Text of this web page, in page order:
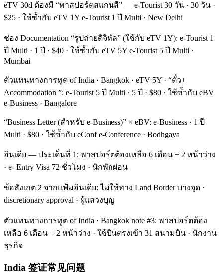
eTV 30d ต้องมี “พาสปอร์ตสแกนสี” — e-Tourist 30 วัน · 30 วัน ·
$25 · ใช้ซ้ำกับ eTV 1Y e-Tourist 1 ปี Multi · New Delhi
ช่อง Documentation “รูปถ่ายดิจิทัล” (ใช้กับ eTV 1Y): e-Tourist 1
ปี Multi · 1 ปี · $40 · ใช้ซ้ำกับ eTV 5Y e-Tourist 5 ปี Multi ·
Mumbai
ตัวแทนทางการทูต of India · Bangkok · eTV 5Y · “ตั๋ว+
Accommodation ”: e-Tourist 5 ปี Multi · 5 ปี · $80 · ใช้ซ้ำกับ eBV
e-Business · Bangalore
“Business Letter (สำหรับ e-Business)” × eBV: e-Business · 1 ปี
Multi · $80 · ใช้ซ้ำกับ eConf e-Conference · Bodhgaya
อินเดีย — ประเด็นที่ 1: พาสปอร์ตต้องเหลือ 6 เดือน + 2 หน้าว่าง
· e- Entry Visa 72 ชั่วโมง · นักพักผ่อน
ข้อสังเกต 2 จากแฟ้มอินเดีย: ไม่ใช้ทาง Land Border บางจุด ·
discretionary approval · ผู้แสวงบุญ
ตัวแทนทางการทูต of India · Bangkok note #3: พาสปอร์ตต้อง
เหลือ 6 เดือน + 2 หน้าว่าง · ใช้บินตรงเข้า 31 สนามบิน · นักงาน
ธุรกิจ
India 签证常见问题